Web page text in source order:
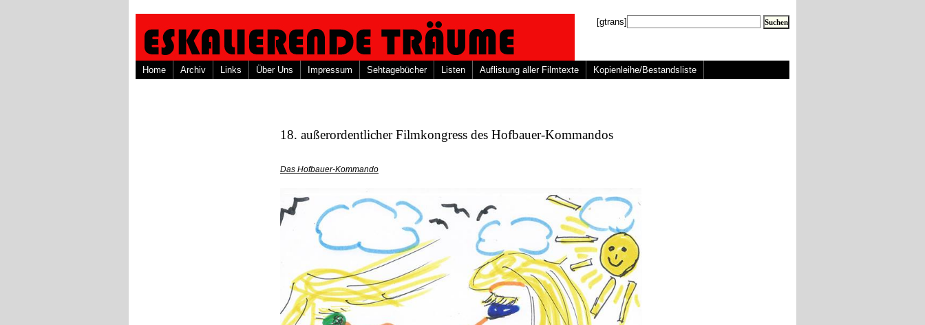
[gtrans]
Home Archiv Links Über Uns Impressum Sehtagebücher Listen Auflistung aller Filmtexte Kopienleihe/Bestandsliste
18. außerordentlicher Filmkongress des Hofbauer-Kommandos
Das Hofbauer-Kommando